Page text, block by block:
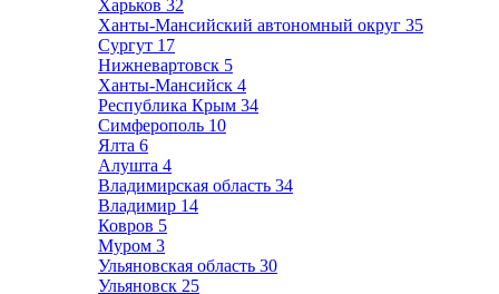
Харьков 32
Ханты-Мансийский автономный округ 35
Сургут 17
Нижневартовск 5
Ханты-Мансийск 4
Республика Крым 34
Симферополь 10
Ялта 6
Алушта 4
Владимирская область 34
Владимир 14
Ковров 5
Муром 3
Ульяновская область 30
Ульяновск 25